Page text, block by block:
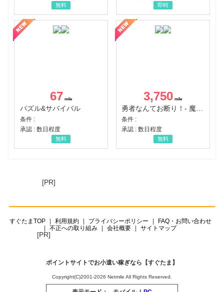
無料 即時
67
パズル&サバイバル
条件 :
承認 : 数日程度
無料
3,750
条件 :
承認 : 数日程度
無料
[PR]
すぐたまTOP 利用規約 プライバシーポリシー
FAQ・お問い合わせ
不正への取り組み
会社概要 サイトマップ
[PR]
ポイントサイトでお小遣い稼ぎなら【すぐたま】
Copyright(C)2001-2026 Netmile All Rights Reserved.